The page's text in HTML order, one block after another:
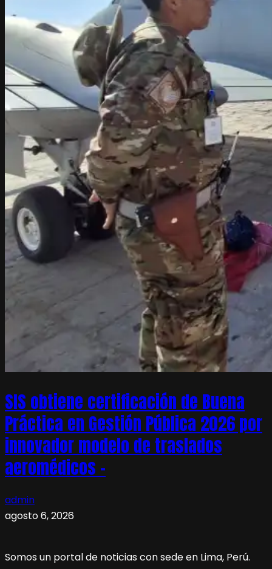
SIS obtiene certificación de Buena
Práctica en Gestión Pública 2026 por
innovador modelo de traslados
aeromédicos –
admin
agosto 6, 2026
Somos un portal de noticias con sede en Lima, Perú.